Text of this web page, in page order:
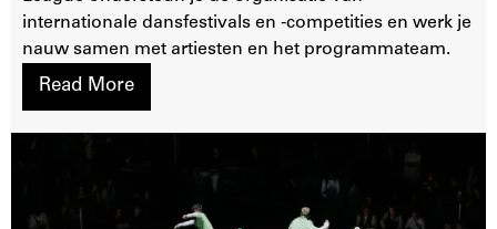
internationale dansfestivals en -competities en werk je
nauw samen met artiesten en het programmateam.
Read More